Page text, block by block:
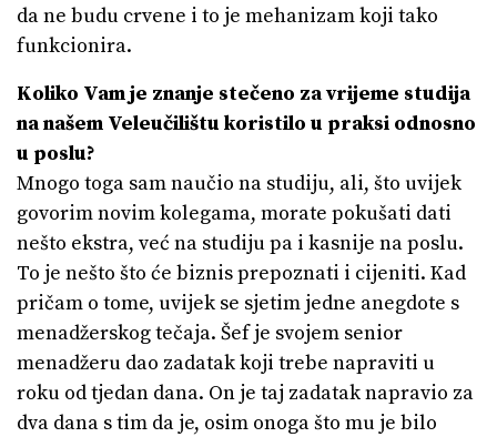
da ne budu crvene i to je mehanizam koji tako
funkcionira.
Koliko Vam je znanje stečeno za vrijeme studija
na našem Veleučilištu koristilo u praksi odnosno
u poslu?
Mnogo toga sam naučio na studiju, ali, što uvijek
govorim novim kolegama, morate pokušati dati
nešto ekstra, već na studiju pa i kasnije na poslu.
To je nešto što će biznis prepoznati i cijeniti. Kad
pričam o tome, uvijek se sjetim jedne anegdote s
menadžerskog tečaja. Šef je svojem senior
menadžeru dao zadatak koji trebe napraviti u
roku od tjedan dana. On je taj zadatak napravio za
dva dana s tim da je, osim onoga što mu je bilo